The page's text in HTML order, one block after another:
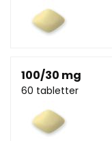
100/30 mg
60 tabletter